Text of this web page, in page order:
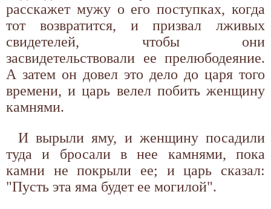
расскажет мужу о его поступках, когда
тот возвратится, и призвал лживых
свидетелей, чтобы они
засвидетельствовали ее прелюбодеяние.
А затем он довел это дело до царя того
времени, и царь велел побить женщину
камнями.
И вырыли яму, и женщину посадили
туда и бросали в нее камнями, пока
камни не покрыли ее; и царь сказал:
"Пусть эта яма будет ее могилой".